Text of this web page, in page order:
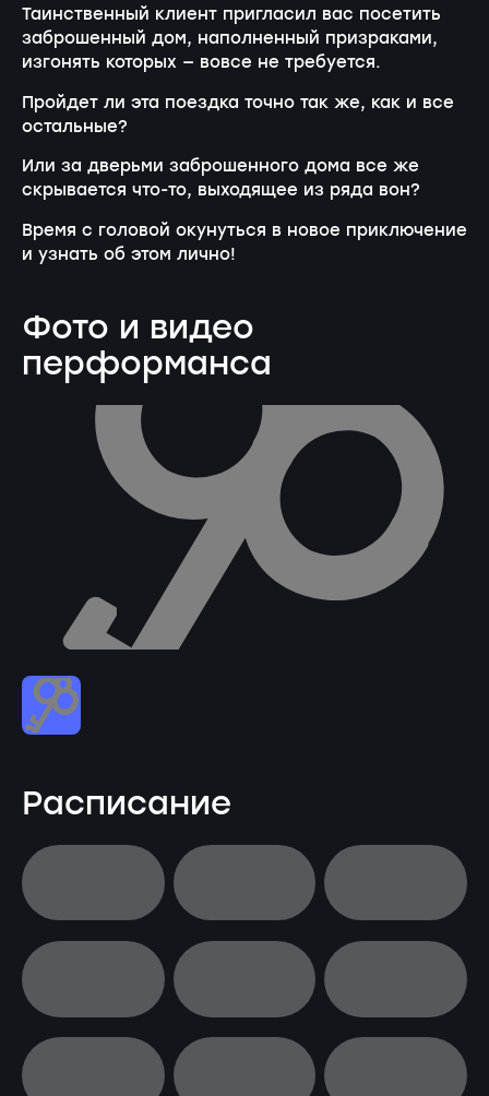
Таинственный клиент пригласил вас посетить
заброшенный дом, наполненный призраками,
изгонять которых — вовсе не требуется.
Пройдет ли эта поездка точно так же, как и все
остальные?
Или за дверьми заброшенного дома все же
скрывается что-то, выходящее из ряда вон?
Время с головой окунуться в новое приключение
и узнать об этом лично!
Фото и видео
перформанса
Расписание